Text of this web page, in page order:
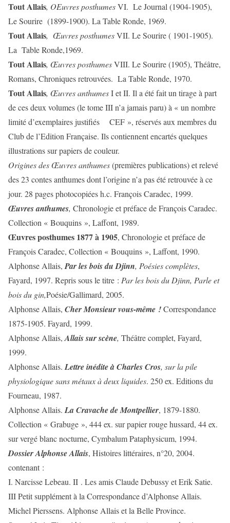
Tout Allais, OEuvres posthumesVI. Le Journal (1904-1905),
Le Sourire (1899-1900). La Table Ronde, 1969.
Tout Allais, Œuvres posthumesVII. Le Sourire ( 1901-1905).
La Table Ronde,1969.
Tout Allais, Œuvres posthumesVIII. Le Sourire (1905), Théâtre,
Romans, Chroniques retrouvées. La Table Ronde, 1970.
Tout Allais, Œuvres anthumesI et II. Il a été fait un tirage à part
de ces deux volumes (le tome III n’a jamais paru) à « un nombre
limité d’exemplaires justifiés CEF », réservés aux membres du
Club de l’Edition Française. Ils contiennent encartés quelques
illustrations sur papiers de couleur.
Origines des Œuvres anthumes(premières publications) et relevé
des 23 contes anthumes dont l’origine n’a pas été retrouvée à ce
jour. 28 pages photocopiées h.c. François Caradec, 1999.
Œuvres anthumes, Chronologie et préface de François Caradec.
Collection « Bouquins », Laffont, 1989.
Œuvres posthumes 1877 à 1905, Chronologie et préface de
François Caradec, Collection « Bouquins », Laffont, 1990.
Alphonse Allais, Par les bois du Djinn, Poésies complètes,
Fayard, 1997. Repris sous le titre : Par les bois du Djinn, Parle et
bois du gin,Poésie/Gallimard, 2005.
Alphonse Allais, Cher Monsieur vous-même !Correspondance
1875-1905. Fayard, 1999.
Alphonse Allais, Allais sur scène, Théâtre complet, Fayard,
1999.
Alphonse Allais. Lettre inédite à Charles Cros, sur la pile
physiologique sans métaux à deux liquides. 250 ex. Editions du
Fourneau, 1987.
Alphonse Allais. La Cravache de Montpellier, 1879-1880.
Collection « Grabuge », 444 ex. sur papier rouge hussard, 44 ex.
sur vergé blanc nocturne, Cymbalum Pataphysicum, 1994.
Dossier Alphonse Allais, Histoires littéraires, n°20, 2004.
contenant :
I. Narcisse Lebeau. II . Les amis Claude Debussy et Erik Satie.
III Petit supplément à la Correspondance d’Alphonse Allais.
Michel Pierssens. Alphonse Allais et la Belle Province.